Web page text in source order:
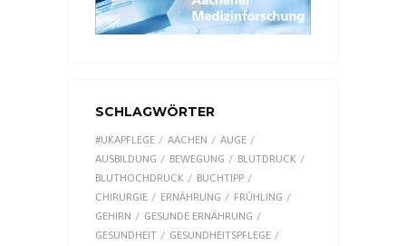
SCHLAGWÖRTER
#UKAPFLEGE AACHEN
AUGE
AUSBILDUNG
BEWEGUNG
BLUTDRUCK
BLUTHOCHDRUCK
BUCHTIPP
CHIRURGIE
ERNÄHRUNG
FRÜHLING
GEHIRN
GESUNDE ERNÄHRUNG
GESUNDHEIT
GESUNDHEITSPFLEGE